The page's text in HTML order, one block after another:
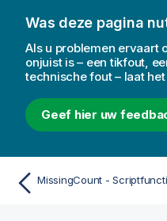
Was deze pagina
Als u problemen ervaart
onjuist is – een tikfout,
technische fout – laat
Geef hier uw
MissingCount -